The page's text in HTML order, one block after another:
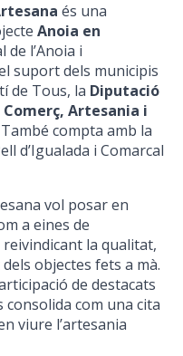
és una
Anoia en
de l’Anoia i
suport dels municipis
de Tous, la Diputació
Comerç, Artesania i
compta amb la
d’Igualada i Comarcal
vol posar en
a eines de
la qualitat,
objectes fets a mà.
de destacats
com una cita
viure l’artesania